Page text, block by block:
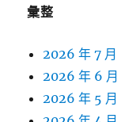
彙整
2026 年 7 月
2026 年 6 月
2026 年 5 月